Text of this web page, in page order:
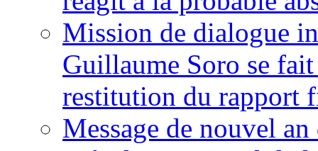
Mission de dialogue
Guillaume Soro se
restitution du rapport
Message de nouvel